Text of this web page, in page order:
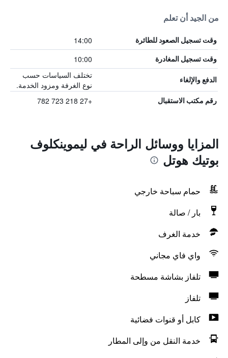
من الجيد أن تعلم
وقت تسجيل الصعود للطائرة 14:00
وقت تسجيل المغادرة 10:00
الدفع والإلغاء
تختلف السياسات حسب
نوع الغرفة ومزود الخدمة.
رقم مكتب الاستقبال +27 218 723 782
المزايا ووسائل الراحة في ليموينكلوف
بوتيك هوتل
حمام سباحة خارجي
بار / صالة
خدمة الغرف
واي فاي مجاني
تلفاز بشاشة مسطحة
تلفاز
كابل أو قنوات فضائية
خدمة النقل من وإلى المطار